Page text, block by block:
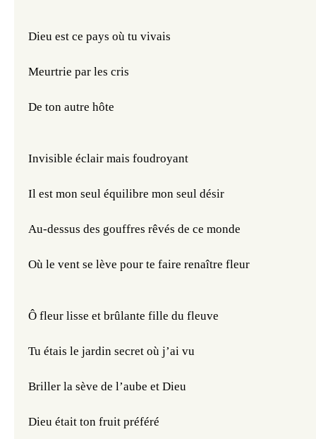
Dieu est ce pays où tu vivais
Meurtrie par les cris
De ton autre hôte
Invisible éclair mais foudroyant
Il est mon seul équilibre mon seul désir
Au-dessus des gouffres rêvés de ce monde
Où le vent se lève pour te faire renaître fleur
Ô fleur lisse et brûlante fille du fleuve
Tu étais le jardin secret où j’ai vu
Briller la sève de l’aube et Dieu
Dieu était ton fruit préféré